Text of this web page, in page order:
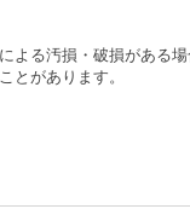
よる汚損・破損がある
とがあります。